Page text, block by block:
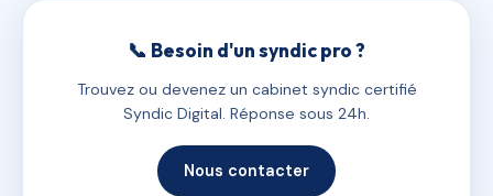
📞 Besoin d'un syndic pro ?
Trouvez ou devenez un cabinet syndic certifié
Syndic Digital. Réponse sous 24h.
Nous contacter